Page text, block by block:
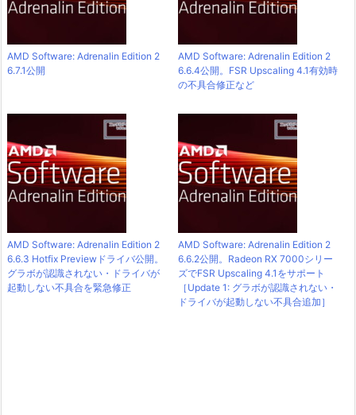
AMD Software: Adrenalin Edition 2
6.7.1公開
AMD Software: Adrenalin Edition 2
6.6.4公開。FSR Upscaling 4.1有効時
の不具合修正など
AMD Software: Adrenalin Edition 2
6.6.3 Hotfix Previewドライバ公開。
グラボが認識されない・ドライバが
起動しない不具合を緊急修正
AMD Software: Adrenalin Edition 2
6.6.2公開。Radeon RX 7000シリー
ズでFSR Upscaling 4.1をサポート
［Update 1: グラボが認識されない・
ドライバが起動しない不具合追加］